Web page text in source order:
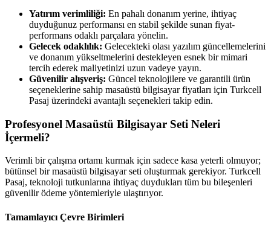
Yatırım verimliliği: En pahalı donanım yerine, ihtiyaç
duyduğunuz performansı en stabil şekilde sunan fiyat-
performans odaklı parçalara yönelin.
Gelecek odaklılık: Gelecekteki olası yazılım güncellemelerini
ve donanım yükseltmelerini destekleyen esnek bir mimari
tercih ederek maliyetinizi uzun vadeye yayın.
Güvenilir alışveriş: Güncel teknolojilere ve garantili ürün
seçeneklerine sahip masaüstü bilgisayar fiyatları için Turkcell
Pasaj üzerindeki avantajlı seçenekleri takip edin.
Profesyonel Masaüstü Bilgisayar Seti Neleri
İçermeli?
Verimli bir çalışma ortamı kurmak için sadece kasa yeterli olmuyor;
bütünsel bir masaüstü bilgisayar seti oluşturmak gerekiyor. Turkcell
Pasaj, teknoloji tutkunlarına ihtiyaç duydukları tüm bu bileşenleri
güvenilir ödeme yöntemleriyle ulaştırıyor.
Tamamlayıcı Çevre Birimleri